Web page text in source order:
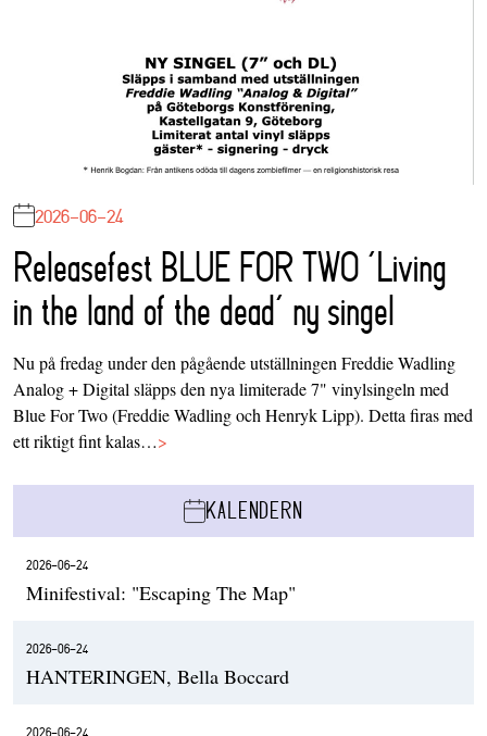
2026-06-24
Releasefest BLUE FOR TWO ‘Living
in the land of the dead’ ny singel
Nu på fredag under den pågående utställningen Freddie Wadling
Analog + Digital släpps den nya limiterade 7" vinylsingeln med
Blue For Two (Freddie Wadling och Henryk Lipp). Detta firas med
ett riktigt fint kalas…>
KALENDERN
2026-06-24
Minifestival: "Escaping The Map"
2026-06-24
HANTERINGEN, Bella Boccard
2026-06-24